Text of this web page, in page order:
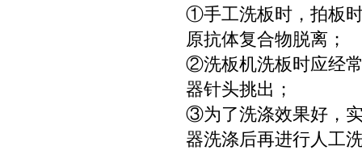
①手工洗板时，拍板
原抗体复合物脱离；
②洗板机洗板时应经
器针头挑出；
③为了洗涤效果好，
器洗涤后再进行人工